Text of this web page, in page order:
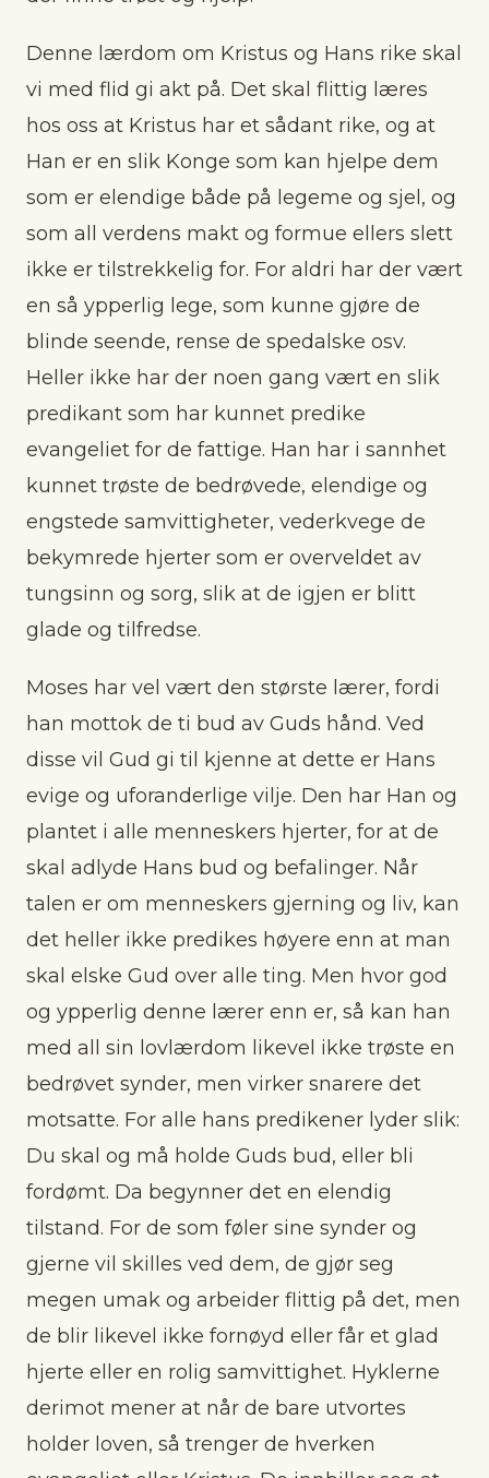
Denne lærdom om Kristus og Hans rike skal
vi med flid gi akt på. Det skal flittig læres
hos oss at Kristus har et sådant rike, og at
Han er en slik Konge som kan hjelpe dem
som er elendige både på legeme og sjel, og
som all verdens makt og formue ellers slett
ikke er tilstrekkelig for. For aldri har der vært
en så ypperlig lege, som kunne gjøre de
blinde seende, rense de spedalske osv.
Heller ikke har der noen gang vært en slik
predikant som har kunnet predike
evangeliet for de fattige. Han har i sannhet
kunnet trøste de bedrøvede, elendige og
engstede samvittigheter, vederkvege de
bekymrede hjerter som er overveldet av
tungsinn og sorg, slik at de igjen er blitt
glade og tilfredse.
Moses har vel vært den største lærer, fordi
han mottok de ti bud av Guds hånd. Ved
disse vil Gud gi til kjenne at dette er Hans
evige og uforanderlige vilje. Den har Han og
plantet i alle menneskers hjerter, for at de
skal adlyde Hans bud og befalinger. Når
talen er om menneskers gjerning og liv, kan
det heller ikke predikes høyere enn at man
skal elske Gud over alle ting. Men hvor god
og ypperlig denne lærer enn er, så kan han
med all sin lovlærdom likevel ikke trøste en
bedrøvet synder, men virker snarere det
motsatte. For alle hans predikener lyder slik:
Du skal og må holde Guds bud, eller bli
fordømt. Da begynner det en elendig
tilstand. For de som føler sine synder og
gjerne vil skilles ved dem, de gjør seg
megen umak og arbeider flittig på det, men
de blir likevel ikke fornøyd eller får et glad
hjerte eller en rolig samvittighet. Hyklerne
derimot mener at når de bare utvortes
holder loven, så trenger de hverken